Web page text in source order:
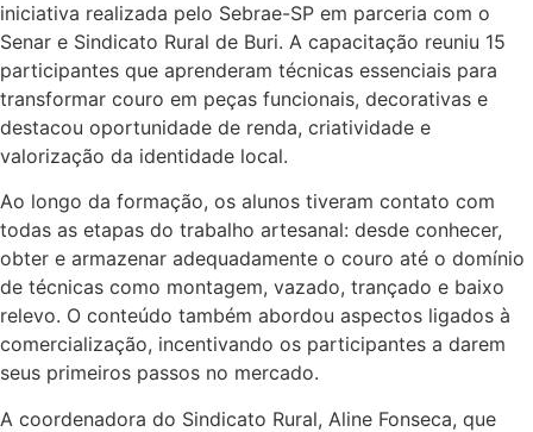
iniciativa realizada pelo Sebrae-SP em parceria com o
Senar e Sindicato Rural de Buri. A capacitação reuniu 15
participantes que aprenderam técnicas essenciais para
transformar couro em peças funcionais, decorativas e
destacou oportunidade de renda, criatividade e
valorização da identidade local.
Ao longo da formação, os alunos tiveram contato com
todas as etapas do trabalho artesanal: desde conhecer,
obter e armazenar adequadamente o couro até o domínio
de técnicas como montagem, vazado, trançado e baixo
relevo. O conteúdo também abordou aspectos ligados à
comercialização, incentivando os participantes a darem
seus primeiros passos no mercado.
A coordenadora do Sindicato Rural, Aline Fonseca, que